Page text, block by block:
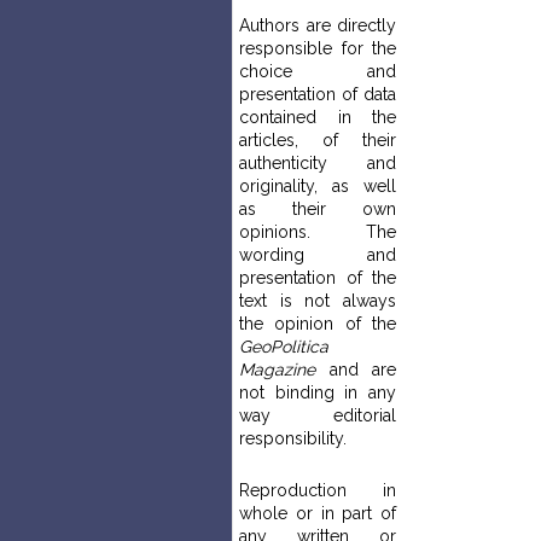
Authors are directly
responsible for the
choice and
presentation of data
contained in the
articles, of their
authenticity and
originality, as well
as their own
opinions. The
wording and
presentation of the
text is not always
the opinion of the
GeoPolitica
Magazineand are
not binding in any
way editorial
responsibility.
Reproduction in
whole or in part of
any written or